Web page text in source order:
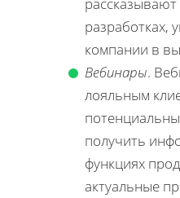
разработках,
компании в
Вебинары.
лояльным
получить
функциях
актуальные